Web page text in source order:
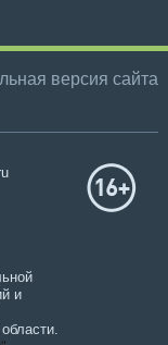
версия сайта
и